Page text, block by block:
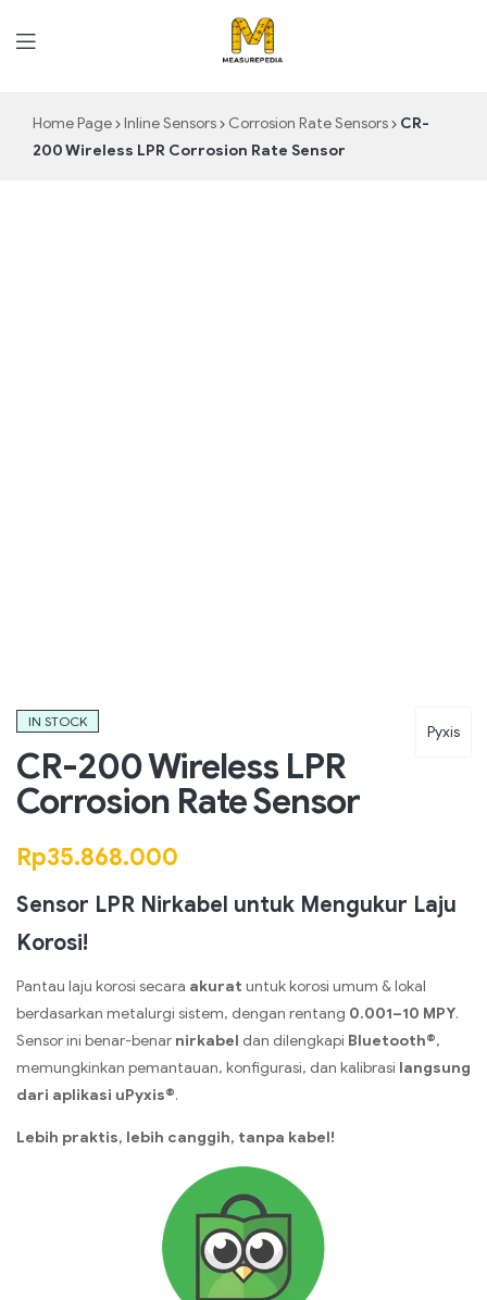
Home Page Inline Sensors Corrosion Rate Sensors
CR-
200 Wireless LPR Corrosion Rate Sensor
Pyxis
IN STOCK
CR-200 Wireless LPR
Corrosion Rate Sensor
Rp35.868.000
Sensor LPR Nirkabel untuk Mengukur Laju
Korosi!
Pantau laju korosi secara akurat untuk korosi umum & lokal
berdasarkan metalurgi sistem, dengan rentang 0.001–10 MPY.
Sensor ini benar-benar nirkabel dan dilengkapi Bluetooth®,
memungkinkan pemantauan, konfigurasi, dan kalibrasi langsung
dari aplikasi uPyxis®.
Lebih praktis, lebih canggih, tanpa kabel!